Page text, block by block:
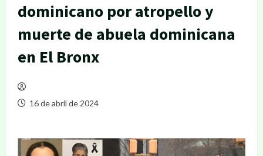
dominicano por atropello y
muerte de abuela dominicana
en El Bronx
16 de abril de 2024